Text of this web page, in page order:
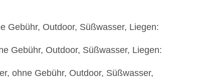
Gebühr, Outdoor, Süßwasser, Liegen:
Gebühr, Outdoor, Süßwasser, Liegen:
ohne Gebühr, Outdoor, Süßwasser,